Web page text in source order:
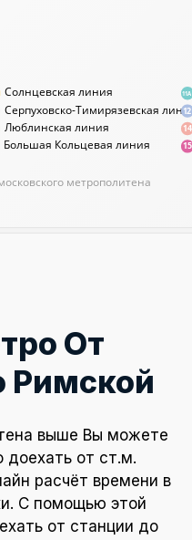
Солнцевская линия
Серпуховско-Тимирязевская
Люблинская линия
метрополитена
11А
Большая Кольцевая линия
12
14
15
От
Римской
выше Вы можете
доехать от ст.м.
расчёт времени в
С помощью этой
от станции до